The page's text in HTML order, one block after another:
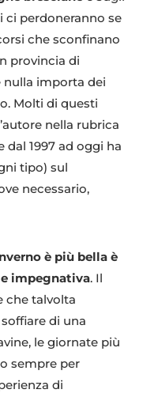
perdoneranno se
che sconfinano
provincia di
nulla importa dei
Molti di questi
nella rubrica
dal 1997 ad oggi ha
tipo) sul
necessario,
è più bella è
impegnativa. Il
che talvolta
di una
le giornate più
sempre per
di